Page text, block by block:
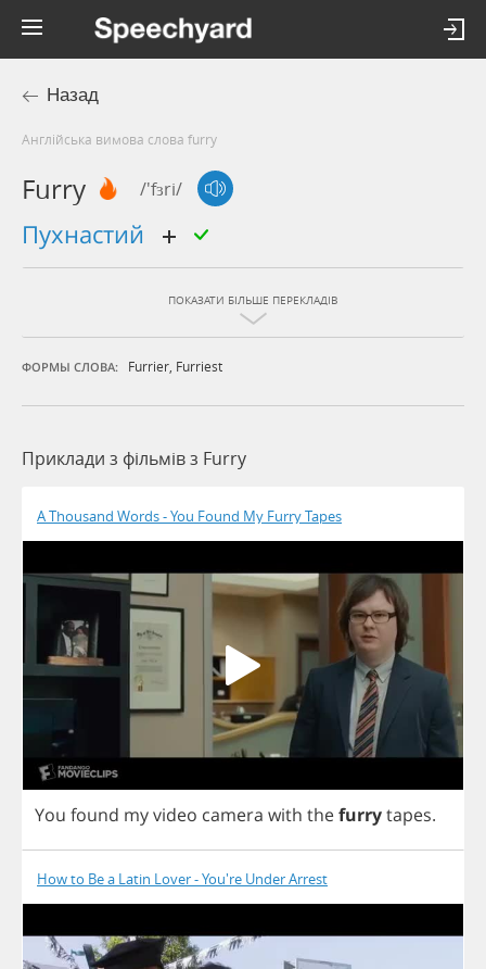
Назад
Англійська вимова слова furry
Furry /'fɜri/
пухнастий
ПОКАЗАТИ БІЛЬШЕ ПЕРЕКЛАДІВ
ФОРМЫ СЛОВА: Furrier, Furriest
Приклади з фільмів з Furry
A Thousand Words - You Found My Furry Tapes
You found myvideo camera with thefurrytapes.
How to Be a Latin Lover - You're Under Arrest